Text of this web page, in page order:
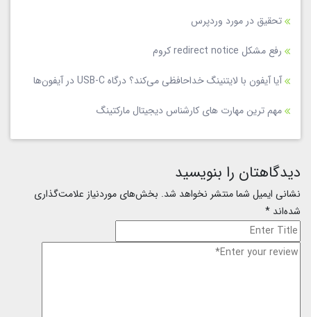
تحقیق در مورد وردپرس
رفع مشکل redirect notice کروم
آیا آیفون با لایتنینگ خداحافظی می‌کند؟ درگاه USB-C در آیفون‌ها
مهم ترین مهارت های کارشناس دیجیتال مارکتینگ
دیدگاهتان را بنویسید
نشانی ایمیل شما منتشر نخواهد شد. بخش‌های موردنیاز علامت‌گذاری
شده‌اند *